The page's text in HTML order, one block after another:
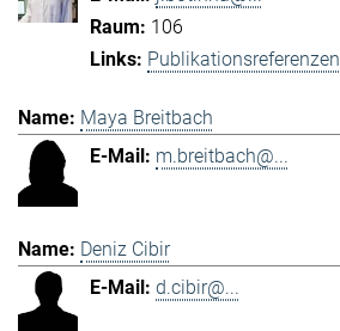
106
Publikationsreferenzen
Maya Breitbach
m.breitbach@...
Deniz Cibir
d.cibir@...